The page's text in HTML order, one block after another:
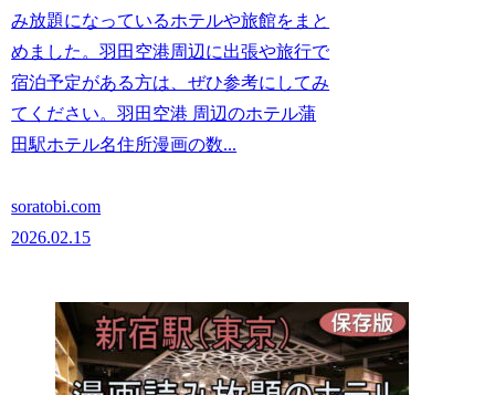
み放題になっているホテルや旅館をまと
めました。羽田空港周辺に出張や旅行で
宿泊予定がある方は、ぜひ参考にしてみ
てください。羽田空港 周辺のホテル蒲
田駅ホテル名住所漫画の数...
soratobi.com
2026.02.15